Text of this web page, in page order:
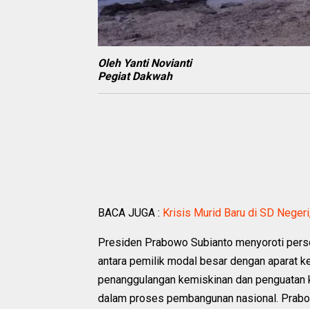
Oleh Yanti Novianti
Pegiat Dakwah
BACA JUGA : Krisis Murid Baru di SD
Presiden Prabowo Subianto menyoroti
antara pemilik modal besar dengan aparat
penanggulangan kemiskinan dan
dalam proses pembangunan nasional.